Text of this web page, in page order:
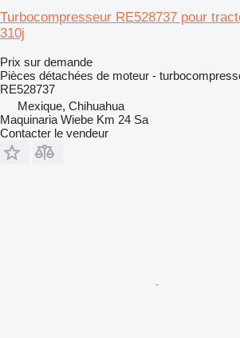
Turbocompresseur RE528737 pour
310j
Prix sur demande
Pièces détachées de moteur -
RE528737
Mexique, Chihuahua
Maquinaria Wiebe Km 24 Sa
Contacter le vendeur